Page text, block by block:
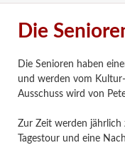
Die
Die Senioren haben
und werden vom
Ausschuss wird von
Zur Zeit werden jährlich
Tagestour und eine